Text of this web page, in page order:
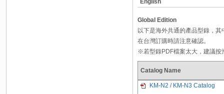
English
Global Edition
以下是海外共通的產品型錄，
在台灣訂購時請注意確認。
※若型錄PDF檔案太大，建議按
Catalog Name
KM-N2 / KM-N3 Catalog